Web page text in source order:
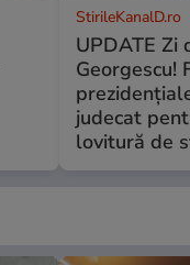
StirileKanalD.ro
UPDATE Zi
Georgescu!
judecat
lovitură de